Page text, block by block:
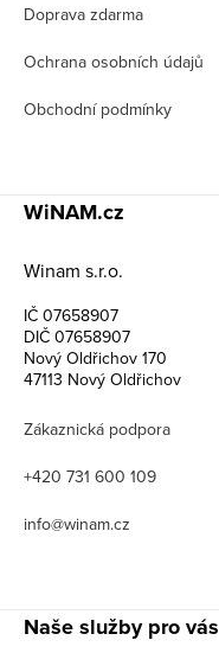
Doprava zdarma
Ochrana osobních údajů
Obchodní podmínky
WiNAM.cz
Winam s.r.o.
IČ 07658907
DIČ 07658907
Nový Oldřichov 170
47113 Nový Oldřichov
Zákaznická podpora
+420 731 600 109
info@winam.cz
Naše služby pro vás